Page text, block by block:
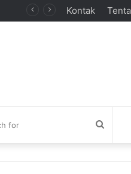
Kontak
for